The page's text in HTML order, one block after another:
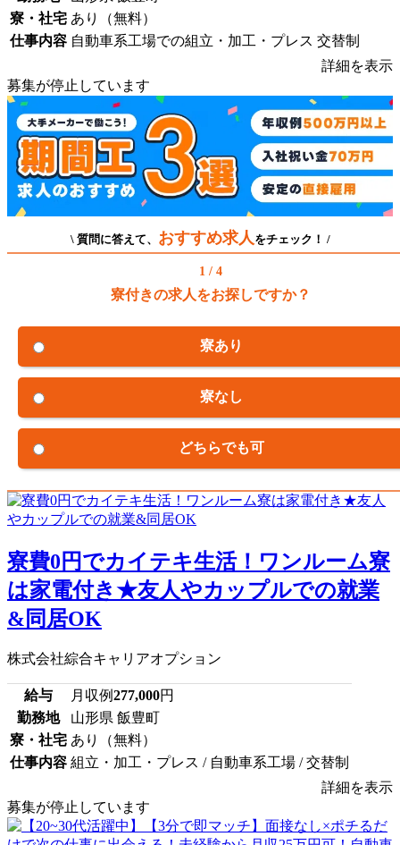
寮・社宅 あり（無料）
仕事内容 自動車系工場での組立・加工・プレス 交替制
詳細を表示
募集が停止しています
\ 質問に答えて、 おすすめ求人 をチェック！ /
1 / 4
寮付きの求人をお探しですか？
寮あり
寮なし
どちらでも可
寮費0円でカイテキ生活！ワンルーム寮
は家電付き★友人やカップルでの就業
&同居OK
株式会社綜合キャリアオプション
給与 月収例277,000円
勤務地
山形県 飯豊町
寮・社宅 あり（無料）
仕事内容 組立・加工・プレス / 自動車系工場 / 交替制
詳細を表示
募集が停止しています